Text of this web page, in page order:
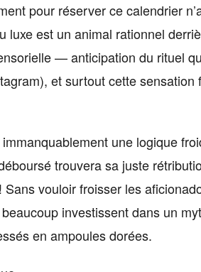
pour réserver ce calendrier
est un animal rationnel
— anticipation du rituel
et surtout cette sensation
une logique
trouvera sa juste
vouloir froisser les
investissent dans un
en ampoules dorées.